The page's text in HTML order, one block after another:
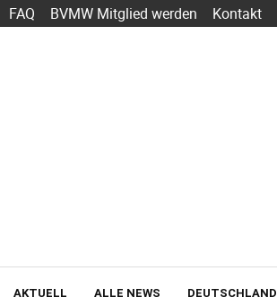
FAQ BVMW Mitglied werden Kontakt
Sarbacane wird zu Positive User
AKTUELL ALLE NEWS DEUTSCHLAND